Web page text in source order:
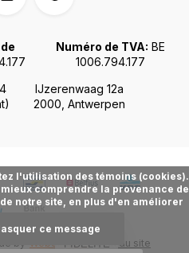
IJzerenwaag 12a
2000, Antwerpen
Numéro de TVA: BE
1006.794.177
by Webdinge.nl Plan du site
l'utilisation des témoins (cookies).
comprendre la provenance de
notre site, en plus d'en améliorer
ce message
FIDÉLITÉ